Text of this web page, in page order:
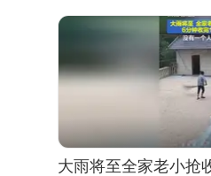
大雨将至全家老小抢